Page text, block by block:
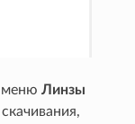
менюЛинзы